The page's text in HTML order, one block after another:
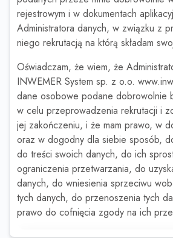
rejestrowym i w dokumentach
Administratora danych, w związku z
niego rekrutacją na którą składam
Oświadczam, że wiem, że
INWEMER System sp. z o.o.
dane osobowe podane dobrowolnie
w celu przeprowadzenia rekrutacji i
jej zakończeniu, i że mam prawo, w
oraz w dogodny dla siebie sposób,
do treści swoich danych, do ich
ograniczenia przetwarzania, do
danych, do wniesienia sprzeciwu
tych danych, do przenoszenia tych
prawo do cofnięcia zgody na ich